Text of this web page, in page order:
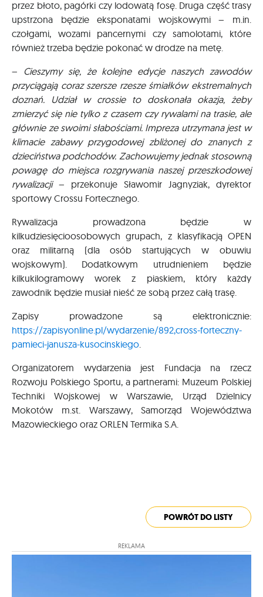
przez błoto, pagórki czy lodowatą fosę. Druga część trasy
upstrzona będzie eksponatami wojskowymi – m.in.
czołgami, wozami pancernymi czy samolotami, które
również trzeba będzie pokonać w drodze na metę.
– Cieszymy się, że kolejne edycje naszych zawodów
przyciągają coraz szersze rzesze śmiałków ekstremalnych
doznań. Udział w crossie to doskonała okazja, żeby
zmierzyć się nie tylko z czasem czy rywalami na trasie, ale
głównie ze swoimi słabościami. Impreza utrzymana jest w
klimacie zabawy przygodowej zbliżonej do znanych z
dzieciństwa podchodów. Zachowujemy jednak stosowną
powagę do miejsca rozgrywania naszej przeszkodowej
rywalizacji– przekonuje Sławomir Jagnyziak, dyrektor
sportowy Crossu Fortecznego.
Rywalizacja prowadzona będzie w
kilkudziesięcioosobowych grupach, z klasyfikacją OPEN
oraz militarną (dla osób startujących w obuwiu
wojskowym). Dodatkowym utrudnieniem będzie
kilkukilogramowy worek z piaskiem, który każdy
zawodnik będzie musiał nieść ze sobą przez całą trasę.
Zapisy prowadzone są elektronicznie:
https://zapisyonline.pl/wydarzenie/892,cross-forteczny-
pamieci-janusza-kusocinskiego
Organizatorem wydarzenia jest Fundacja na rzecz
Rozwoju Polskiego Sportu, a partnerami: Muzeum Polskiej
Techniki Wojskowej w Warszawie, Urząd Dzielnicy
Mokotów m.st. Warszawy, Samorząd Województwa
Mazowieckiego oraz ORLEN Termika S.A.
POWRÓT DO LISTY
REKLAMA